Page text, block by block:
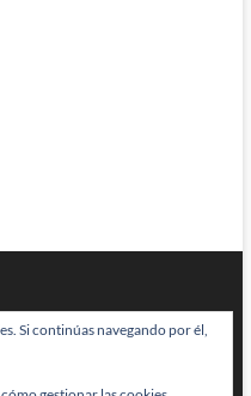
Si continúas navegando por él,